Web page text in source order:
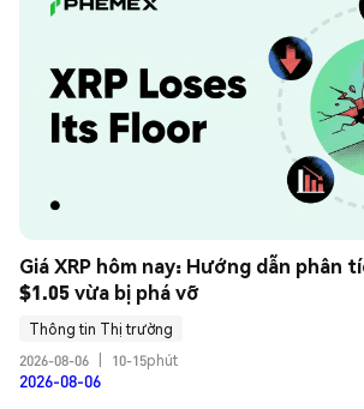
Giá XRP hôm nay: Hướng dẫn phân
$1.05 vừa bị phá vỡ
Thông tin Thị trường
2026-08-06
10-15phút
2026-08-06